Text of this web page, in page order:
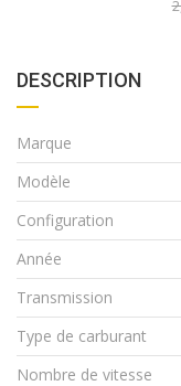
DESCRIPTION
Marque
Modèle
Configuration
Année
Transmission
Type de carburant
Nombre de vitesse